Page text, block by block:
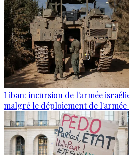
Liban: incursion de l'armée
malgré le déploiement de l'armée